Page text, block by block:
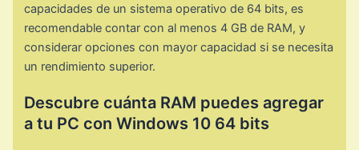
capacidades de un sistema operativo de 64 bits, es
recomendable contar con al menos 4 GB de RAM, y
considerar opciones con mayor capacidad si se necesita
un rendimiento superior.
Descubre cuánta RAM puedes agregar
a tu PC con Windows 10 64 bits